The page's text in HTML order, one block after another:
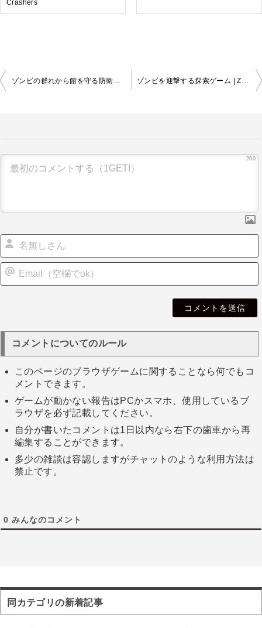
Crashers
投
稿
ー
シ
ゾンビの群れから館を守る防衛シューティング | Dead Zed 2 ゾンビを迎撃する探索ゲーム | Zombotron 2
200
コメントについてのルール
このページのブラウザゲームに関することなら何でもコ
メントできます。
ゲームが動かない報告はPCかスマホ、使用しているブ
ラウザを必ず記載してください。
自分が書いたコメントは1日以内なら右下の歯車から再
編集することができます。
多少の雑談は容認しますがチャットのような利用方法は
禁止です。
0 みんなのコメント
同カテゴリの新着記事